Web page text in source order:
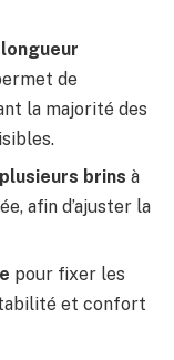
de
la majorité des
brins à
afin d’ajuster la
pour fixer les
et confort